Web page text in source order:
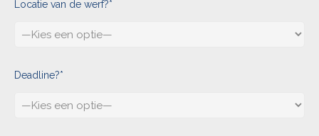
Locatie van de werf?*
Deadline?*